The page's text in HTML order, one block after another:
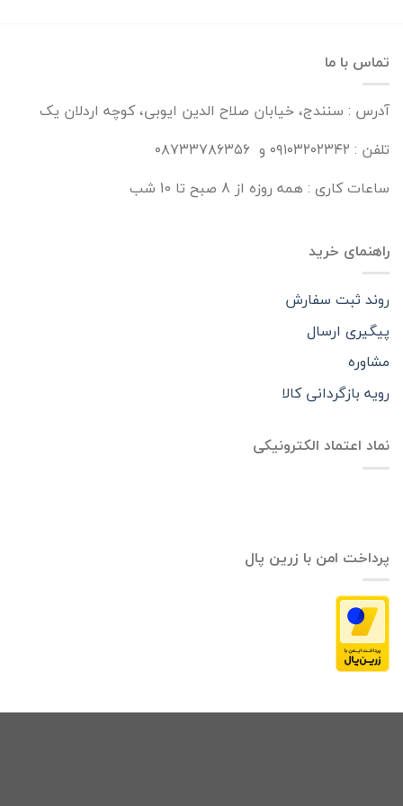
تماس با ما
آدرس : سنندج، خیابان صلاح الدین ایوبی، کوچه اردلان یک
تلفن : ۰۹۱۰۳۲۰۲۳۴۲ و ۰۸۷۳۳۷۸۶۳۵۶
ساعات کاری : همه روزه از 8 صبح تا 10 شب
راهنمای خرید
روند ثبت سفارش
پیگیری ارسال
مشاوره
رویه بازگردانی کالا
نماد اعتماد الکترونیکی
پرداخت امن با زرین پال